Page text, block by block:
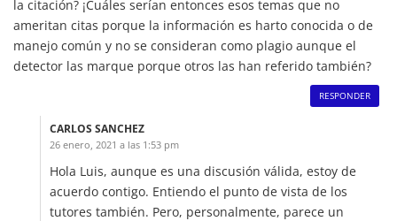
la citación? ¡Cuáles serían entonces esos temas que no
ameritan citas porque la información es harto conocida o de
manejo común y no se consideran como plagio aunque el
detector las marque porque otros las han referido también?
RESPONDER
CARLOS SANCHEZ
26 enero, 2021 a las 1:53 pm
Hola Luis, aunque es una discusión válida, estoy de
acuerdo contigo. Entiendo el punto de vista de los
tutores también. Pero, personalmente, parece un